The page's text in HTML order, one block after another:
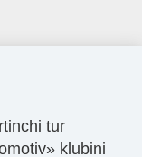
tur
klubini